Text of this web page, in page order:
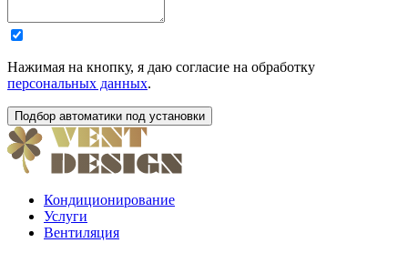
Нажимая на кнопку, я даю согласие на обработку
персональных данных.
Кондиционирование
Услуги
Вентиляция